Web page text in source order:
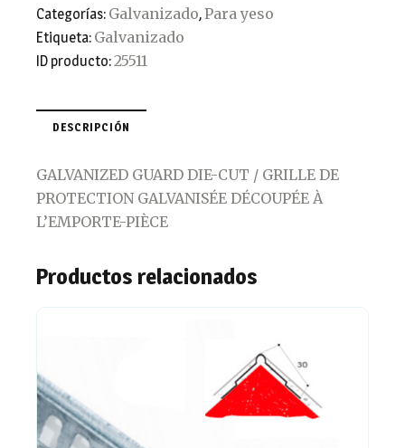
Categorías: Galvanizado,Para yeso
Etiqueta: Galvanizado
ID producto:25511
DESCRIPCIÓN
GALVANIZED GUARD DIE-CUT / GRILLE DE
PROTECTION GALVANISÉE DÉCOUPÉE À
L’EMPORTE-PIÈCE
Productos relacionados